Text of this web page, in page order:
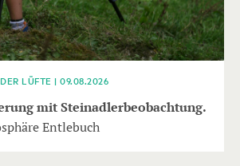
LÜFTE | 09.08.2026
mit Steinadlerbeobachtung.
Entlebuch